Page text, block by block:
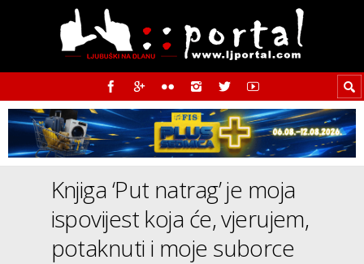
Knjiga ‘Put natrag’ je moja
ispovijest koja će, vjerujem,
potaknuti i moje suborce